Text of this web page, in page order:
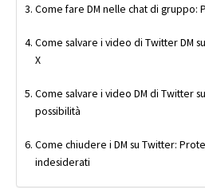
Come fare DM nelle chat di gruppo:
Come salvare i video di Twitter DM
X
Come salvare i video DM di Twitter
possibilità
Come chiudere i DM su Twitter:
indesiderati